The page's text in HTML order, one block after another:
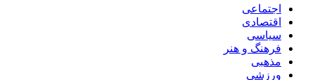
اجتماعی
اقتصادی
سیاسی
فرهنگ و هنر
مذهبی
ورزشی